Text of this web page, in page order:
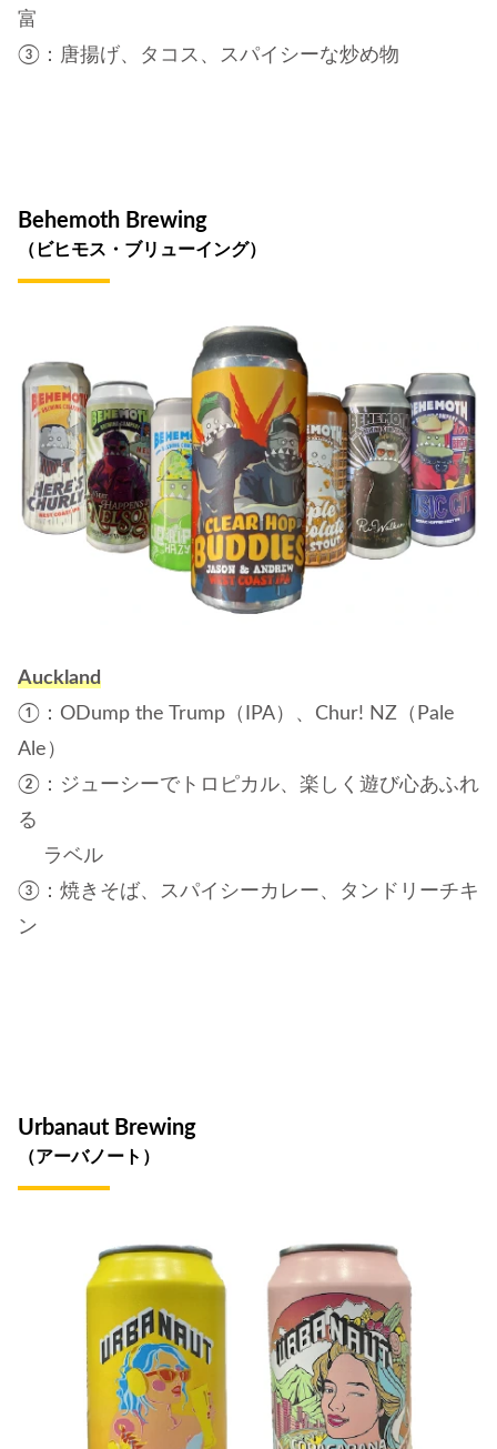
富
③：唐揚げ、タコス、スパイシーな炒め物
Behemoth Brewing
（ビヒモス・ブリューイング）
Auckland
①：ODump the Trump（IPA）、Chur! NZ（Pale
Ale）
②：ジューシーでトロピカル、楽しく遊び心あふれ
る
ラベル
③：焼きそば、スパイシーカレー、タンドリーチキ
ン
Urbanaut Brewing
（アーバノート）